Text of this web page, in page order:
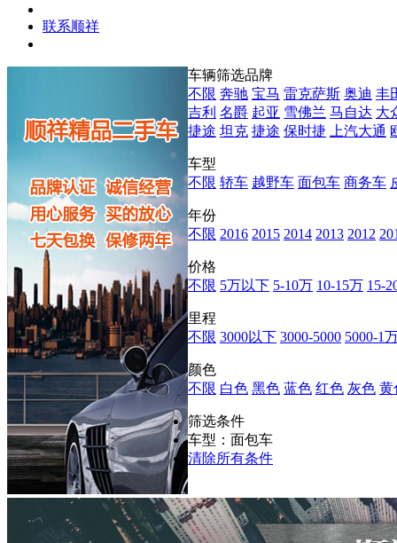
联系顺祥
车辆筛选品牌
不限 奔驰 宝马 雷克萨斯 奥迪 丰
吉利 名爵 起亚 雪佛兰 马自达 大
捷途 坦克 捷途 保时捷 上汽大通
车型
不限 轿车 越野车 面包车 商务车
年份
不限 2016 2015 2014 2013 2012
价格
不限 5万以下 5-10万 10-15万 15-
里程
不限 3000以下 3000-5000 5000-1
颜色
不限 白色 黑色 蓝色 红色 灰色 黄
筛选条件
车型：面包车
清除所有条件